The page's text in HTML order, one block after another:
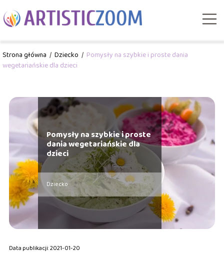
Strona główna / Dziecko / Pomysły na szybkie i proste dania
wegetariańskie dla dzieci
Pomysły na szybkie i proste
dania wegetariańskie dla
dzieci
Dziecko
Data publikacji: 2021-01-20